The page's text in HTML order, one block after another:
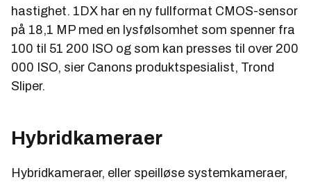
hastighet. 1DX har en ny fullformat CMOS-sensor
på 18,1 MP med en lysfølsomhet som spenner fra
100 til 51 200 ISO og som kan presses til over 200
000 ISO, sier Canons produktspesialist, Trond
Sliper.
Hybridkameraer
Hybridkameraer, eller speilløse systemkameraer,